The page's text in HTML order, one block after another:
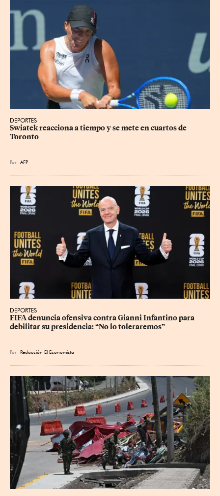
DEPORTES
Swiatek reacciona a tiempo y se mete en cuartos de
Toronto
Por AFP
DEPORTES
FIFA denuncia ofensiva contra Gianni Infantino para
debilitar su presidencia: “No lo toleraremos”
Por Redacción El Economista